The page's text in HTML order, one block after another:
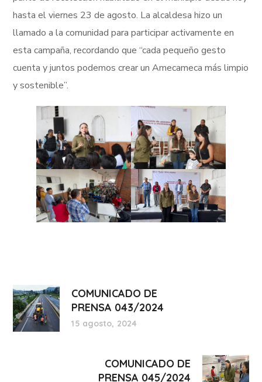
hasta el viernes 23 de agosto. La alcaldesa hizo un
llamado a la comunidad para participar activamente en
esta campaña, recordando que “cada pequeño gesto
cuenta y juntos podemos crear un Amecameca más limpio
y sostenible”.
COMUNICADO DE
PRENSA 043/2024
15 agosto, 2024
COMUNICADO DE
PRENSA 045/2024